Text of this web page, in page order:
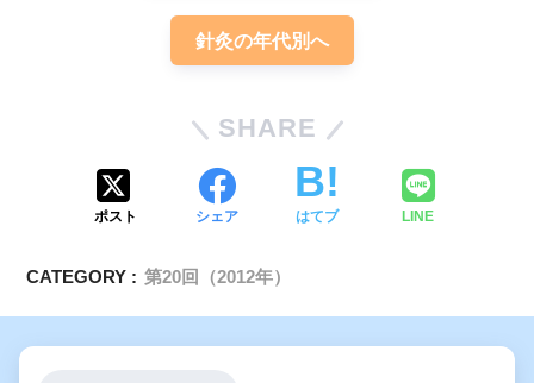
針灸の年代別へ
SHARE
ポスト シェア はてブ LINE
CATEGORY : 第20回（2012年）